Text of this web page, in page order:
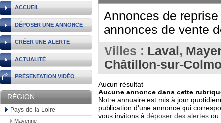
ACCUEIL
DÉPOSER UNE ANNONCE
CRÉER UNE ALERTE
ACTUALITÉ
PRÉSENTATION VIDÉO
RÉGION
Pays-de-la-Loire
Mayenne
ANNONCE
Annonces de
annonces de vente
Villes : Laval ,
Châtillon-sur-
Aucun résultat
Aucune annonce dans cette
Notre annuaire est mis à jour
publication d'une annonce qui
vous invitons à déposer des alertes ou